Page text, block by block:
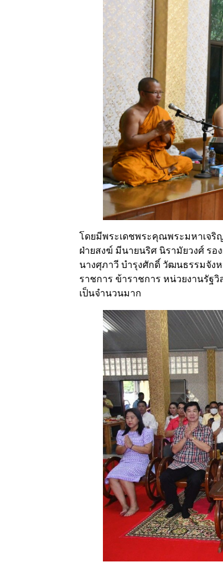
โดยมีพระเดชพระคุณพระมหาเจริ
ฝ่ายสงฆ์ มีนายนริศ นิรามัยวงศ์ รอ
นางศุภาวี บำรุงศักดิ์ วัฒนธรรมจัง
ราชการ ข้าราชการ หน่วยงานรั
เป็นจำนวนมาก